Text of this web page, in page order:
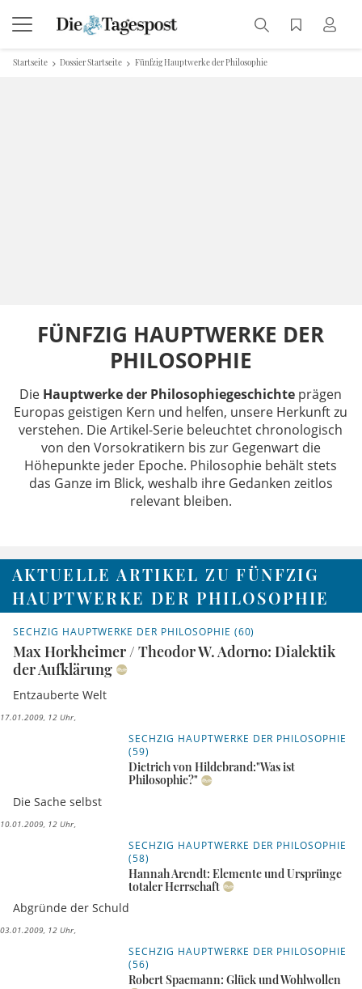
Startseite Dossier Startseite Fünfzig Hauptwerke der Philosophie
FÜNFZIG HAUPTWERKE DER
PHILOSOPHIE
Die Hauptwerke der Philosophiegeschichte prägen
Europas geistigen Kern und helfen, unsere Herkunft zu
verstehen. Die Artikel-Serie beleuchtet chronologisch
von den Vorsokratikern bis zur Gegenwart die
Höhepunkte jeder Epoche. Philosophie behält stets
das Ganze im Blick, weshalb ihre Gedanken zeitlos
relevant bleiben.
AKTUELLE ARTIKEL ZU FÜNFZIG
HAUPTWERKE DER PHILOSOPHIE
SECHZIG HAUPTWERKE DER PHILOSOPHIE (60)
Max Horkheimer / Theodor W. Adorno: Dialektik
der Aufklärung
Entzauberte Welt
17.01.2009, 12 Uhr
SECHZIG HAUPTWERKE DER PHILOSOPHIE
(59)
Dietrich von Hildebrand:"Was ist
Philosophie?"
Die Sache selbst
10.01.2009, 12 Uhr
SECHZIG HAUPTWERKE DER PHILOSOPHIE
(58)
Hannah Arendt: Elemente und Ursprünge
totaler Herrschaft
Abgründe der Schuld
03.01.2009, 12 Uhr
SECHZIG HAUPTWERKE DER PHILOSOPHIE
(56)
Robert Spaemann: Glück und Wohlwollen